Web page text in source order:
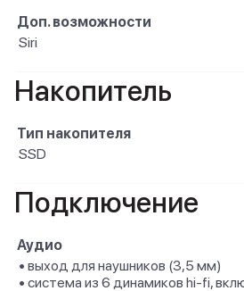
Доп. возможности
Siri
Накопитель
Тип накопителя
SSD
Подключение
Аудио
• выход для наушников (3,5 мм)
• система из 6 динамиков hi-fi,